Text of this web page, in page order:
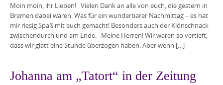
Moin moin, ihr Lieben! Vielen Dank an alle von euch, die gestern in
Bremen dabei waren. Was für ein wunderbarer Nachmittag – es hat
mir riesig Spaß mit euch gemacht! Besonders auch der Klönschnack
zwischendurch und am Ende. Meine Herren! Wir waren so vertieft,
dass wir glatt eine Stunde überzogen haben. Aber wenn […]
Johanna am „Tatort“ in der Zeitung